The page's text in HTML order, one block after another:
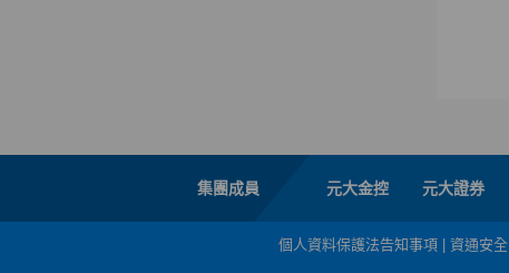
集團成員 元大金控 元大證券
個人資料保護法告知事項 資通安全